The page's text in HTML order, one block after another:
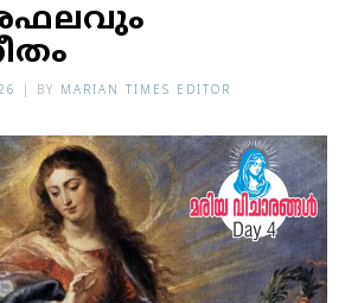
BY MARIAN TIMES EDITOR